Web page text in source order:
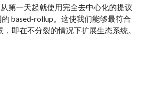
第一天起就使用完全去中心化的提议
based-rollup。这使我们能够最符合
，即在不分裂的情况下扩展生态系统。